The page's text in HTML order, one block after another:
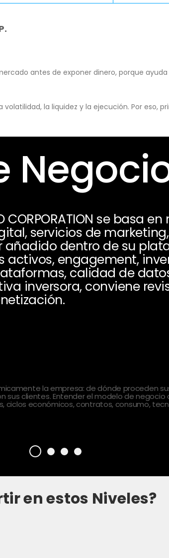
antes de exponer dinero, porque
la liquidez y la ejecución. Por eso,
se basa
servicios de
dentro de su
activos, engagement,
calidad de
inversora, conviene
la empresa: de dónde proceden
clientes. Entender el modelo de negocio
ciclos económicos, contratos, consumo,
en estos Niveles?